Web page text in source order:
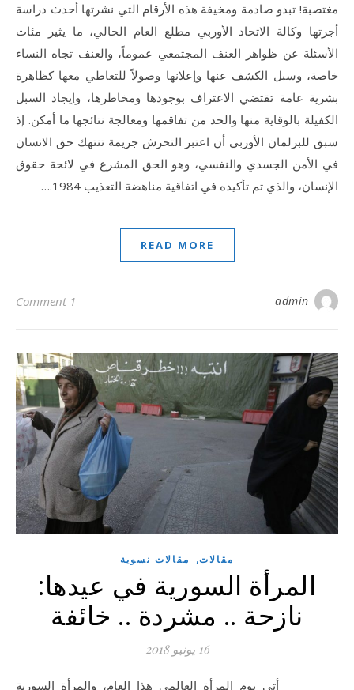
مغتصبة! تبدو صادمة ومخيفة هذه الأرقام التي نشرتها أحدث دراسة
أجرتها وكالة الاتحاد الأوربي مطلع العام الحالي، ما يثير مئات
الأسئلة عن ظواهر العنف المجتمعي عموماً، والعنف تجاه النساء
خاصة، وسبل الكشف عنها وإعلانها وصولاً للتعاطي معها كظاهرة
بشرية عامة تقتضي الاعتراف بوجودها ومخاطرها، وإيجاد السبل
الكفيلة بالوقاية منها والحد من تفاقمها ومعالجة نتائجها ما أمكن. إذ
سبق للبرلمان الأوربي أن اعتبر التحرش جريمة تنتهك حق الانسان
في الأمن الجسدي والنفسي، وهو الحق المشرع في لائحة حقوق
الإنسان، والذي تم تأكيده في اتفاقية مناهضة التعذيب 1984.…
READ MORE
admin
1 Comment
مقالات, مقالات نسوية
المرأة السورية في عيدها:
نازحة .. مشردة .. خائفة
16 يونيو 2018
أتي يوم المرأة العالمي هذا العام، والمرأة السورية